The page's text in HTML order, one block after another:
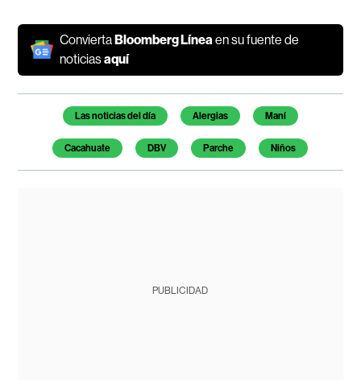
ConviertaBloomberg Línea en su fuente de
noticiasaquí
Temas de este artículo
Las noticias del día Alergias Maní
Cacahuate DBV Parche Niños
PUBLICIDAD